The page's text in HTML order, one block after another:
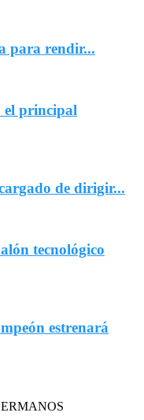
para rendir...
el principal
de dirigir...
tecnológico
estrenará